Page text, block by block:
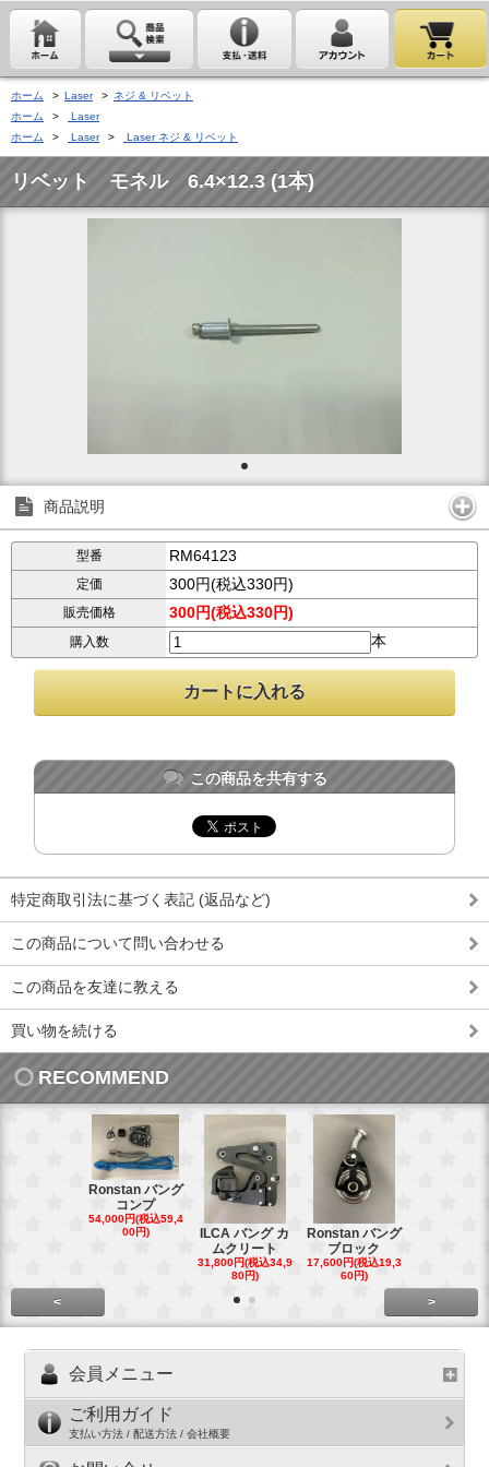
ホーム > Laser > ネジ & リベット
ホーム
>
Laser
ホーム
> Laser > Laser ネジ & リベット
リベット モネル 6.4×12.3 (1本)
商品説明
型番 RM64123
定価 300円(税込330円)
販売価格 300円(税込330円)
購入数 本
この商品を共有する
特定商取引法に基づく表記 (返品など)
この商品について問い合わせる
この商品を友達に教える
買い物を続ける
RECOMMEND
Ronstan バング
コンプ
54,000円(税込59,4
00円)
ILCA バング カ
ムクリート
31,800円(税込34,9
80円)
Ronstan バング
ブロック
17,600円(税込19,3
60円)
< >
会員メニュー
ご利用ガイド
支払い方法 / 配送方法 / 会社概要